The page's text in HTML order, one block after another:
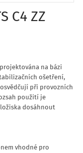
C4 ZZ
projektována na bázi
ošetření,
při provozních
použití je
ložiska dosáhnout
vhodné pro